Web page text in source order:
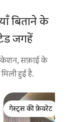
बिताने के
जगहें
सफ़ाई के
हुई है.
गेस्ट्स की फ़ेवरेट
गेस्ट्स की फ़ेवरेट